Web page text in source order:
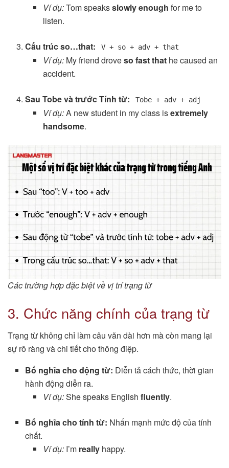
Ví dụ:Tom speaksslowly enough for me to
listen.
Cấu trúc so…that: V + so + adv + that
Ví dụ:My friend droveso fast thathe caused an
accident.
Sau Tobe và trước Tính từ: Tobe + adv + adj
Ví dụ:A new student in my class isextremely
handsome.
Các trường hợp đặc biệt về vị trí trạng từ
3. Chức năng chính của trạng từ
Trạng từ không chỉ làm câu văn dài hơn mà còn mang lại
sự rõ ràng và chi tiết cho thông điệp.
Bổ nghĩa cho động từ: Diễn tả cách thức, thời gian
hành động diễn ra.
Ví dụ:She speaks English fluently.
Bổ nghĩa cho tính từ: Nhấn mạnh mức độ của tính
chất.
Ví dụ:I’m reallyhappy.